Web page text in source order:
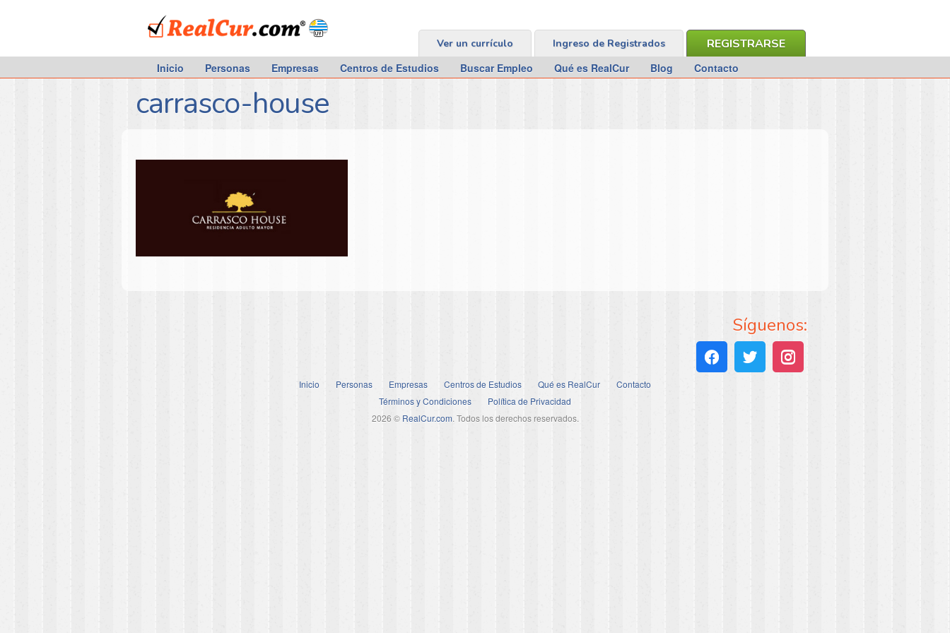
RealCur.com
REGISTRARSE
Ingreso de Registrados
Ver un currículo
Inicio Personas Empresas Centros de Estudios Buscar Empleo Qué es RealCur Blog Contacto
carrasco-house
Síguenos:
Inicio Personas Empresas Centros de Estudios Qué es RealCur
Contacto
Términos y Condiciones
Política de Privacidad
2026 © RealCur.com. Todos los derechos reservados.